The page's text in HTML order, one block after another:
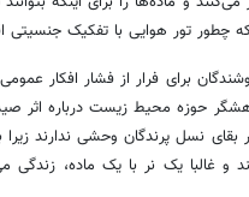
چطور تور هوایی با تفکیک جنسیتی
برای فرار از فشار افکار
حوزه محیط زیست درباره اثر
بقای نسل پرندگان وحشی ندارند
غالبا یک نر با یک ماده، زندگی